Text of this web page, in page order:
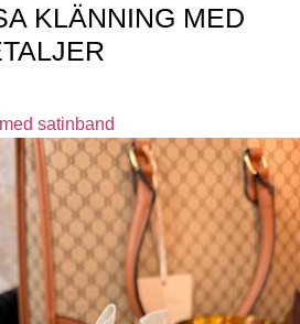
KLÄNNING MED